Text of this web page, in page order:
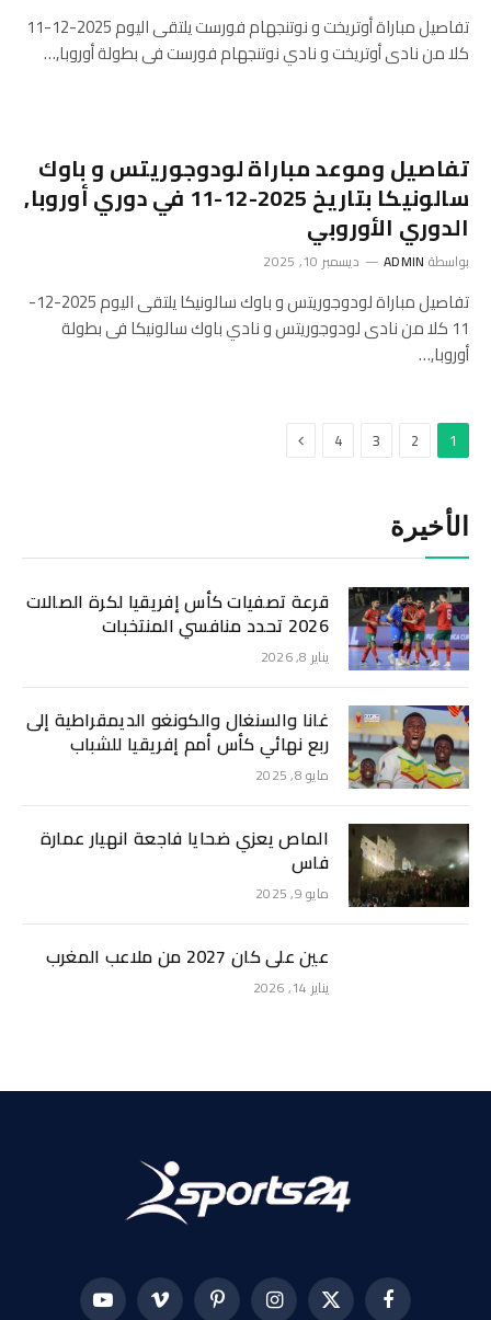
تفاصيل مباراة أوتريخت و نوتنجهام فورست يلتقى اليوم 2025-12-11
كلا من نادى أوتريخت و نادي نوتنجهام فورست فى بطولة أوروبا,…
تفاصيل وموعد مباراة لودوجوريتس و باوك
سالونيكا بتاريخ 2025-12-11 في دوري أوروبا,
الدوري الأوروبي
بواسطة ADMIN ديسمبر 10, 2025
تفاصيل مباراة لودوجوريتس و باوك سالونيكا يلتقى اليوم 2025-12-
11 كلا من نادى لودوجوريتس و نادي باوك سالونيكا فى بطولة
أوروبا,…
1
2
3
4 التالي
الأخيرة
قرعة تصفيات كأس إفريقيا لكرة الصالات
2026 تحدد منافسي المنتخبات
يناير 8, 2026
غانا والسنغال والكونغو الديمقراطية إلى
ربع نهائي كأس أمم إفريقيا للشباب
مايو 8, 2025
الماص يعزي ضحايا فاجعة انهيار عمارة
فاس
مايو 9, 2025
عين على كان 2027 من ملاعب المغرب
يناير 14, 2026
فيسبوك X الانستغرامبينتيريستفيميو يوتيوب